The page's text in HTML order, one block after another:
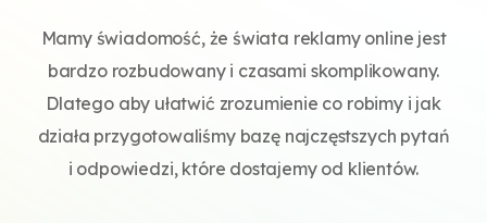
Mamy świadomość, że świata reklamy online jest
bardzo rozbudowany i czasami skomplikowany.
Dlatego aby ułatwić zrozumienie co robimy i jak
działa przygotowaliśmy bazę najczęstszych pytań
i odpowiedzi, które dostajemy od klientów.